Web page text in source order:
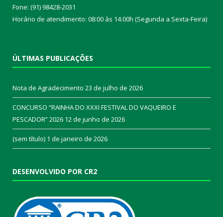
Fone: (91) 98428-2031
Horário de atendimento: 08:00 às 14:00h (Segunda a Sexta-Feira)
ÚLTIMAS PUBLICAÇÕES
Nota de Agradecimento 23 de julho de 2026
CONCURSO “RAINHA DO XXXI FESTIVAL DO VAQUEIRO E
PESCADOR” 2026 12 de junho de 2026
(sem título) 1 de janeiro de 2026
DESENVOLVIDO POR CR2